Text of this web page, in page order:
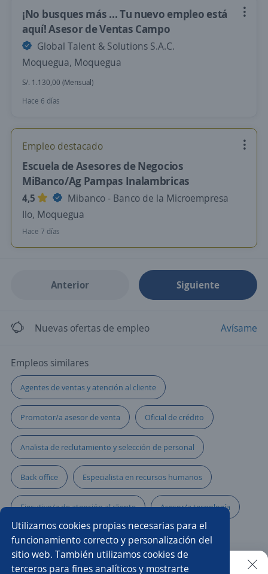
¡No busques más ... Tu nuevo empleo está
aquí! Asesor de Ventas Campo
Global Talent & Solutions S.A.C.
Moquegua, Moquegua
S/. 1.130,00 (Mensual)
Hace 6 días
Empleo destacado
Escuela de Asesores de Negocios
MiBanco/Ag Pampas Inalambricas
4,5
Mibanco - Banco de la Microempresa
Ilo, Moquegua
Hace 7 días
Anterior Siguiente
Nuevas ofertas de empleo Avísame
Empleos similares
Agentes de ventas y atención al cliente
Promotor/a asesor de venta Oficial de crédito
Analista de reclutamiento y selección de personal
Back office Especialista en recursos humanos
Ejecutivo/a de atención al cliente Asesor/a tecnología
Gerente de ventas inmobiliarias
Promotor de ventas de telefonía
Utilizamos cookies propias necesarias para el
funcionamiento correcto y personalización del
sitio web. También utilizamos cookies de
terceros para fines analíticos y mostrarte